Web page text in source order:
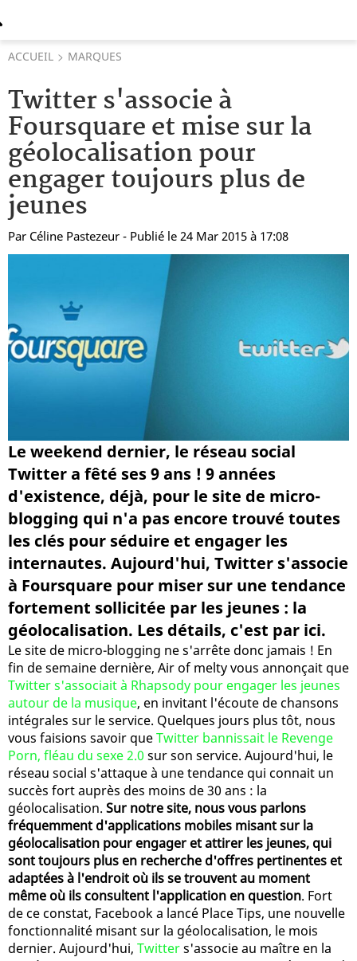
ACCUEIL MARQUES
Twitter s'associe à
Foursquare et mise sur la
géolocalisation pour
engager toujours plus de
jeunes
Par Céline Pastezeur - Publié le 24 Mar 2015 à 17:08
Le weekend dernier, le réseau social
Twitter a fêté ses 9 ans ! 9 années
d'existence, déjà, pour le site de micro-
blogging qui n'a pas encore trouvé toutes
les clés pour séduire et engager les
internautes. Aujourd'hui, Twitter s'associe
à Foursquare pour miser sur une tendance
fortement sollicitée par les jeunes : la
géolocalisation. Les détails, c'est par ici.
Le site de micro-blogging ne s'arrête donc jamais ! En
fin de semaine dernière, Air of melty vous annonçait que
Twitter s'associait à Rhapsody pour engager les jeunes
autour de la musique, en invitant l'écoute de chansons
intégrales sur le service. Quelques jours plus tôt, nous
vous faisions savoir queTwitter bannissait le Revenge
Porn, fléau du sexe 2.0 sur son service. Aujourd'hui, le
réseau social s'attaque à une tendance qui connait un
succès fort auprès des moins de 30 ans : la
géolocalisation. Sur notre site, nous vous parlons
fréquemment d'applications mobiles misant sur la
géolocalisation pour engager et attirer les jeunes, qui
sont toujours plus en recherche d'offres pertinentes et
adaptées à l'endroit où ils se trouvent au moment
même où ils consultent l'application en question. Fort
de ce constat, Facebook a lancé Place Tips, une nouvelle
fonctionnalité misant sur la géolocalisation, le mois
dernier. Aujourd'hui, Twitters'associe au maître en la